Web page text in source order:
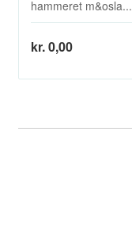
hammeret m&osla...
kr. 0,00